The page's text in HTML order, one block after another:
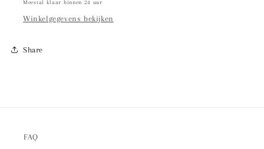
Meestal klaar binnen 24 uur
Winkelgegevens bekijken
Share
FAQ